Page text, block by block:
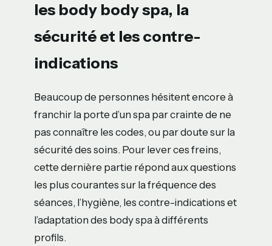
les body body spa, la
sécurité et les contre-
indications
Beaucoup de personnes hésitent encore à
franchir la porte d’un spa par crainte de ne
pas connaître les codes, ou par doute sur la
sécurité des soins. Pour lever ces freins,
cette dernière partie répond aux questions
les plus courantes sur la fréquence des
séances, l’hygiène, les contre-indications et
l’adaptation des body spa à différents
profils.